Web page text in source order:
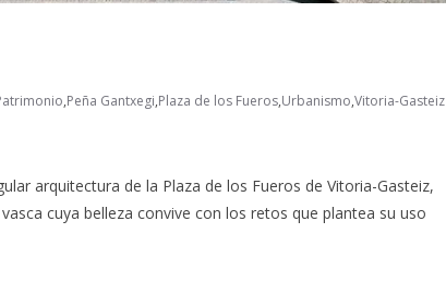
,Peña Gantxegi,Plaza de los Fueros,Urbanismo,Vitoria-Gasteiz
arquitectura de la Plaza de los Fueros de Vitoria-Gasteiz,
cuya belleza convive con los retos que plantea su uso